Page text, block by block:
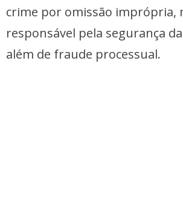
crime por omissão imprópria,
responsável pela segurança
além de fraude processual.